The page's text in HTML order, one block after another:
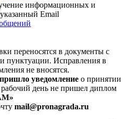
информационных и
Email
переносятся в документы с
пунктуации. Исправления в
не вносятся.
уведомление о принятии
день не пришел диплом
mail@pronagrada.ru